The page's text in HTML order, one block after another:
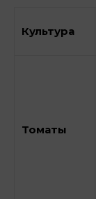
Культура
Томаты